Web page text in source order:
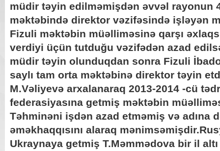
müdir təyin edilməmişdən əvvəl rayonun
məktəbində direktor vəzifəsində işləyən
Fizuli məktəbin müəlliməsinə qarşı
verdiyi üçün tutduğu vəzifədən azad
müdir təyin olunduqdan sonra Fizuli
saylı tam orta məktəbinə direktor təyin
M.Vəliyevə arxalanaraq 2013-2014 -cü
federasiyasına getmiş məktəbin
Təhminəni işdən azad etməmiş və adına
əməkhaqqısını alaraq
Ukraynaya getmiş T.Məmmədova bir il